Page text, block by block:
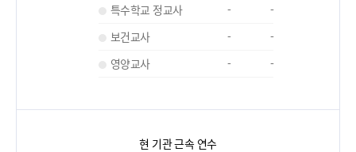
특수학교 정교사
-
-
보건교사
-
-
영양교사
- -
현 기관 근속 연수